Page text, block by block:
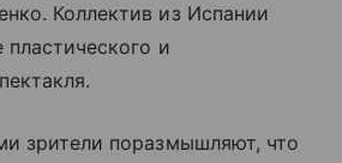
Коллектив из Испании
пластического и
зрители поразмышляют, что